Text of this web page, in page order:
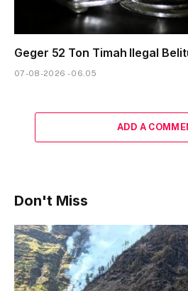
Geger 52 Ton Timah Ilegal
07-08-2026 - 06.05
ADD A
Don't Miss